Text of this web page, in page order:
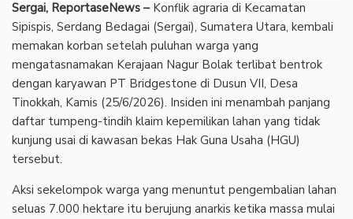
Sergai, ReportaseNews – Konflik agraria di Kecamatan
Sipispis, Serdang Bedagai (Sergai), Sumatera Utara, kembali
memakan korban setelah puluhan warga yang
mengatasnamakan Kerajaan Nagur Bolak terlibat bentrok
dengan karyawan PT Bridgestone di Dusun VII, Desa
Tinokkah, Kamis (25/6/2026). Insiden ini menambah panjang
daftar tumpeng-tindih klaim kepemilikan lahan yang tidak
kunjung usai di kawasan bekas Hak Guna Usaha (HGU)
tersebut.
Aksi sekelompok warga yang menuntut pengembalian lahan
seluas 7.000 hektare itu berujung anarkis ketika massa mulai